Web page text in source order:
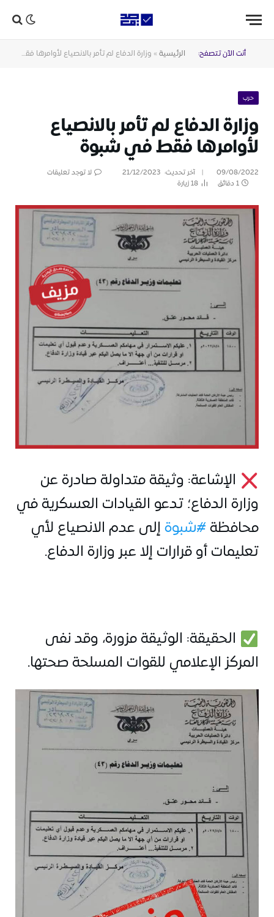
أنت الآن تتصفح: الرئيسية » وزارة الدفاع لم تأمر بالانصياع لأوامرها فقط في شبوة
حرب
وزارة الدفاع لم تأمر بالانصياع
لأوامرها فقط في شبوة
09/08/2022 آخر تحديث: 21/12/2023
لا توجد تعليقات
1 دقائق
18زيارة
محافظة #شبوة
تعليمات أو قرارات إلا عبر وزارة الدفاع.
المركز الإعلامي للقوات المسلحة صحتها.